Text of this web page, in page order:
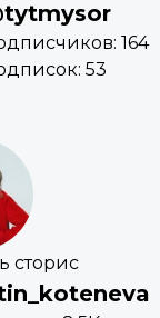
164
53
сторис